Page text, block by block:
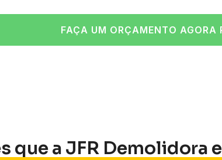
FAÇA UM ORÇAMENTO AGORA
que a JFR Demolidora